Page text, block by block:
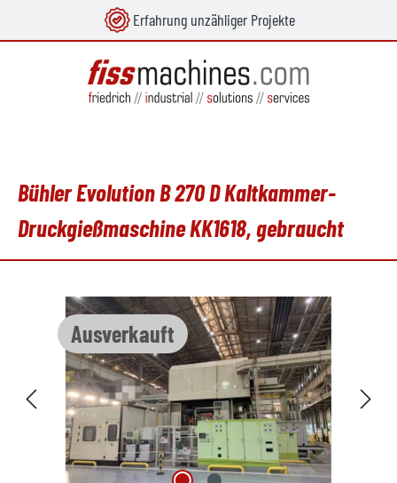
Erfahrung unzähliger Projekte
Bühler Evolution B 270 D Kaltkammer-
Druckgießmaschine KK1618, gebraucht
Ausverkauft
Bildergalerie überspringen